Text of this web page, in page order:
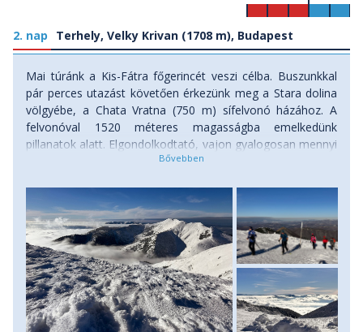
2. nap Terhely, Velky Krivan (1708 m), Budapest
Mai túránk a Kis-Fátra főgerincét veszi célba. Buszunkkal
pár perces utazást követően érkezünk meg a Stara dolina
völgyébe, a Chata Vratna (750 m) sífelvonó házához. A
felvonóval 1520 méteres magasságba emelkedünk
pillanatok alatt. Elgondolkodtató, vajon gyalogosan mennyi
időnkbe és energiánkba került volna ez a pár perces utazás!
gerinc és egyben a Kis-Fátra legmagasabb pontját, a Velky
Krivan 1708 méteres csúcsát. A csúcson megpihenünk és
élvezzük az elénk táruló látványt. Tiszta idő esetén
csodálatos rálátás nyílik a Zsolnai-, illetve az Alsókubini-
medencére. Csúcshódítás után egy darabig visszasétálunk,
majd egy rendkívül látványos gerinctúrára indulunk, kisebb
csúcsokon és hágókon keresztül. A hullámzó gerincen
lassan, fokozatosan ereszkedünk, az utolsó szakaszon